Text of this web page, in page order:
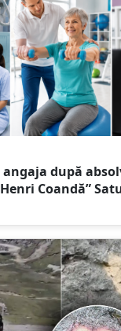
după
Coandă”
numeroase